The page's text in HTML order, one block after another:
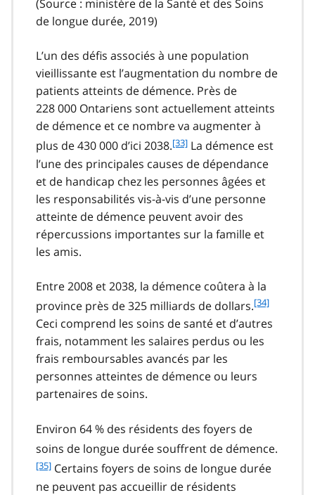
(Source : ministère de la Santé et des Soins
de longue durée, 2019)
L’un des défis associés à une population
vieillissante est l’augmentation du nombre de
patients atteints de démence. Près de
228 000 Ontariens sont actuellement atteints
de démence et ce nombre va augmenter à
plus de 430 000 d’ici 2038.f
o
t
n
o
t
[33] La démence est
l’une des principales causes de dépendance
et de handicap chez les personnes âgées et
les responsabilités vis-à-vis d’une personne
atteinte de démence peuvent avoir des
répercussions importantes sur la famille et
les amis.
Entre 2008 et 2038, la démence coûtera à la
province près de 325 milliards de dollars.f
o
t
o
[34]
Ceci comprend les soins de santé et d’autres
frais, notamment les salaires perdus ou les
frais remboursables avancés par les
personnes atteintes de démence ou leurs
partenaires de soins.
Environ 64 % des résidents des foyers de
soins de longue durée souffrent de démence.
[35] Certains foyers de soins de longue durée
ne peuvent pas accueillir de résidents